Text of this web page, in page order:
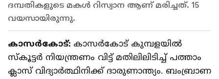
ദമ്പതികളുടെ മകള്‍ റിസ്വാന ആണ് മരിച്ചത്. 15
വയസായിരുന്നു.
കാസര്‍കോട്: കാസര്‍കോട് കുമ്പളയിൽ
സ്‌കൂട്ടര്‍ നിയന്ത്രണം വിട്ട് മതിലിലിടിച്ച് പത്താം
ക്ലാസ് വിദ്യാര്‍ത്ഥിനിക്ക് ദാരുണാന്ത്യം. ബംബ്രാണ